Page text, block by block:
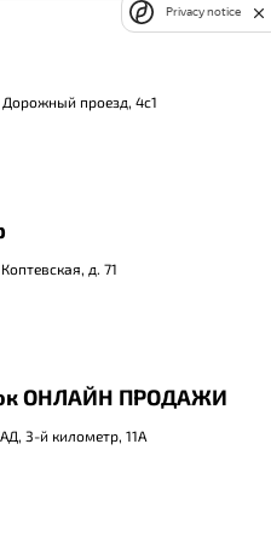
проезд, 4с1
д. 71
ОНЛАЙН ПРОДАЖИ
3-й километр, 11А
Privacy notice